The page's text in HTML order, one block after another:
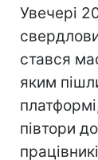
Увечері
стався
яким
півтори